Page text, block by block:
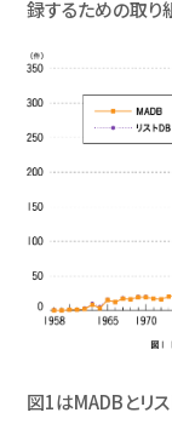
録するための取
図1はMADBとリ